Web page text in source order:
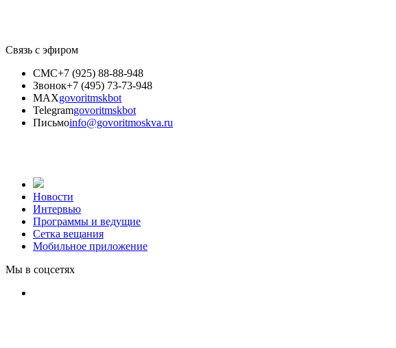
Связь с эфиром
СМС+7 (925) 88-88-948
Звонок+7 (495) 73-73-948
MAXgovoritmskbot
Telegramgovoritmskbot
Письмоinfo@govoritmoskva.ru
Новости
Интервью
Программы и ведущие
Сетка вещания
Мобильное приложение
Мы в соцсетях